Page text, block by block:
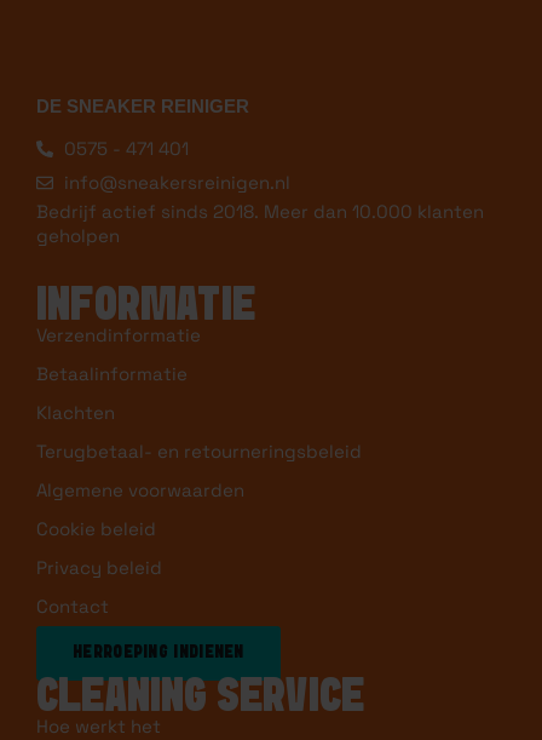
DE SNEAKER REINIGER
0575 - 471 401
info@sneakersreinigen.nl
Bedrijf actief sinds 2018. Meer dan 10.000 klanten
geholpen
INFORMATIE
Verzendinformatie
Betaalinformatie
Klachten
Terugbetaal- en retourneringsbeleid
Algemene voorwaarden
Cookie beleid
Privacy beleid
Contact
HERROEPING INDIENEN
CLEANING SERVICE
Hoe werkt het